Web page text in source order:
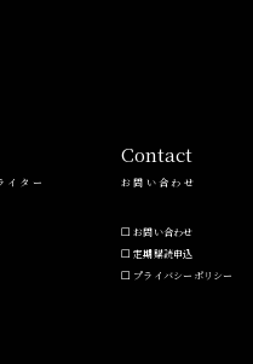
イター
Contact
お問い合わせ
お問い合わせ
定期購読申込
プライバシーポリシー